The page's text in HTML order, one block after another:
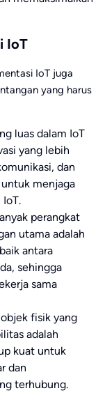
IoT
IoT juga
yang harus
luas dalam IoT
yang lebih
dan
menjaga
perangkat
utama adalah
antara
sehingga
sama
fisik yang
adalah
kuat untuk
dan
terhubung.